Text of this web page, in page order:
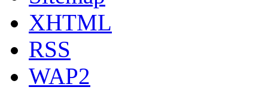
XHTML
RSS
WAP2